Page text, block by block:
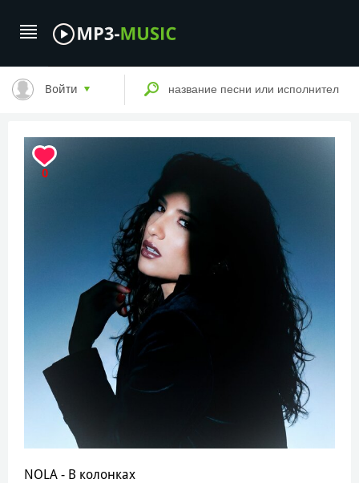
Войти
0
NOLA - В колонках